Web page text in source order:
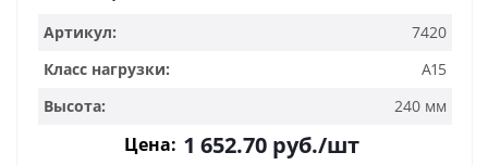
Артикул:
7420
Класс нагрузки:
А15
Высота:
240 мм
Цена: 1 652.70руб./шт